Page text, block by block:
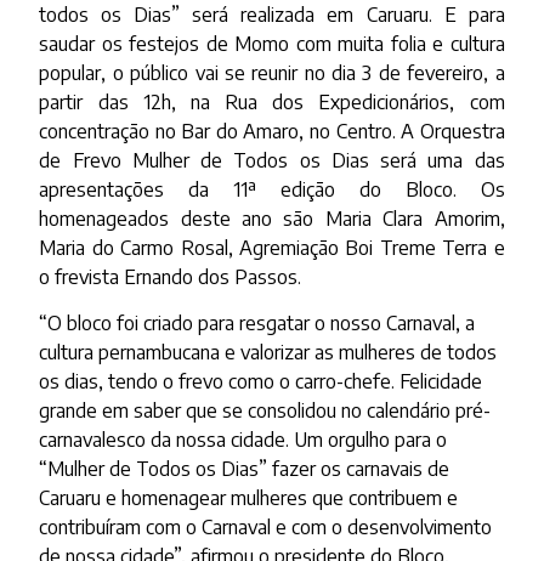
todos os Dias” será realizada em Caruaru. E para
saudar os festejos de Momo com muita folia e cultura
popular, o público vai se reunir no dia 3 de fevereiro, a
partir das 12h, na Rua dos Expedicionários, com
concentração no Bar do Amaro, no Centro. A Orquestra
de Frevo Mulher de Todos os Dias será uma das
apresentações da 11ª edição do Bloco. Os
homenageados deste ano são Maria Clara Amorim,
Maria do Carmo Rosal, Agremiação Boi Treme Terra e
o frevista Ernando dos Passos.
“O bloco foi criado para resgatar o nosso Carnaval, a
cultura pernambucana e valorizar as mulheres de todos
os dias, tendo o frevo como o carro-chefe. Felicidade
grande em saber que se consolidou no calendário pré-
carnavalesco da nossa cidade. Um orgulho para o
“Mulher de Todos os Dias” fazer os carnavais de
Caruaru e homenagear mulheres que contribuem e
contribuíram com o Carnaval e com o desenvolvimento
de nossa cidade”, afirmou o presidente do Bloco,